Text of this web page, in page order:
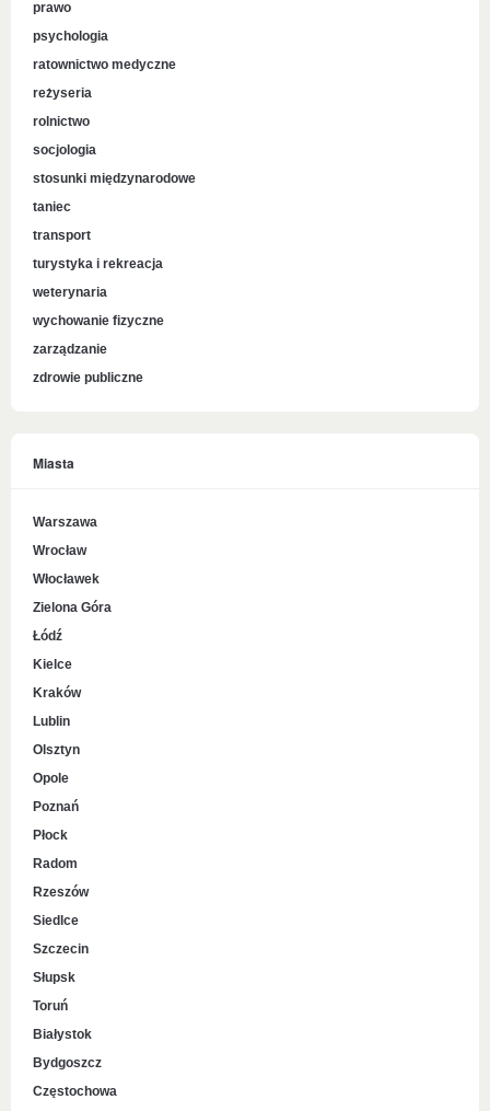
prawo
psychologia
ratownictwo medyczne
reżyseria
rolnictwo
socjologia
stosunki międzynarodowe
taniec
transport
turystyka i rekreacja
weterynaria
wychowanie fizyczne
zarządzanie
zdrowie publiczne
Miasta
Warszawa
Wrocław
Włocławek
Zielona Góra
Łódź
Kielce
Kraków
Lublin
Olsztyn
Opole
Poznań
Płock
Radom
Rzeszów
Siedlce
Szczecin
Słupsk
Toruń
Białystok
Bydgoszcz
Częstochowa